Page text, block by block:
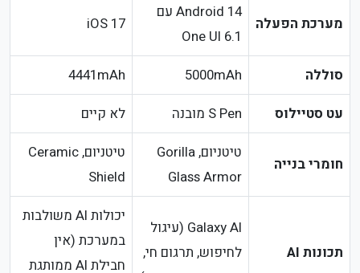
מערכת הפעלה
Android 14 עם
One UI 6.1
iOS 17
סוללה 5000mAh
4441mAh
עט סטיילוס
S Pen מובנה לא קיים
חומרי בנייה
טיטניום, Gorilla
Glass Armor
טיטניום, Ceramic
Shield
תכונות AI
Galaxy AI (עיגול
לחיפוש, תרגום חי,
יכולות AI משולבות
במערכת (אין
חבילת AI ממותגת